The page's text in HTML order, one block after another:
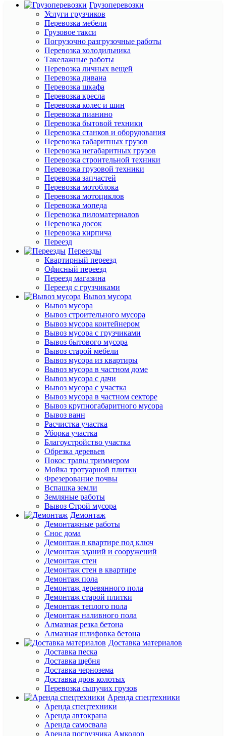
Грузоперевозки
Услуги грузчиков
Перевозка мебели
Грузовое такси
Погрузочно разгрузочные работы
Перевозка холодильника
Такелажные работы
Перевозка личных вещей
Перевозка дивана
Перевозка шкафа
Перевозка кресла
Перевозка колес и шин
Перевозка пианино
Перевозка бытовой техники
Перевозка станков и оборудования
Перевозка габаритных грузов
Перевозка негабаритных грузов
Перевозка строительной техники
Перевозка грузовой техники
Перевозка запчастей
Перевозка мотоблока
Перевозка мотоциклов
Перевозка мопеда
Перевозка пиломатериалов
Перевозка досок
Перевозка кирпича
Переезд
Переезды
Квартирный переезд
Офисный переезд
Переезд магазина
Переезд с грузчиками
Вывоз мусора
Вывоз мусора
Вывоз cтроительного мусора
Вывоз мусора контейнером
Вывоз мусора с грузчиками
Вывоз бытового мусора
Вывоз старой мебели
Вывоз мусора из квартиры
Вывоз мусора в частном доме
Вывоз мусора с дачи
Вывоз мусора с участка
Вывоз мусора в частном секторе
Вывоз крупногабаритного мусора
Вывоз ванн
Расчистка участка
Уборка участка
Благоустройство участка
Обрезка деревьев
Покос травы триммером
Мойка тротуарной плитки
Фрезерование почвы
Вспашка земли
Земляные работы
Вывоз Cтрой мусора
Демонтаж
Демонтажные работы
Cнос дома
Демонтаж в квартире под ключ
Демонтаж зданий и сооружений
Демонтаж стен
Демонтаж стен в квартире
Демонтаж пола
Демонтаж деревянного пола
Демонтаж старой плитки
Демонтаж теплого пола
Демонтаж наливного пола
Алмазная резка бетона
Алмазная шлифовка бетона
Доставка материалов
Доставка песка
Доставка щебня
Доставка чернозема
Доставка дров колотых
Перевозка сыпучих грузов
Аренда спецтехники
Аренда спецтехники
Аренда автокрана
Аренда самосвала
Аренда погрузчика Амкодор